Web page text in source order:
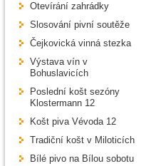
Otevírání zahrádky
Slosování pivní soutěže
Čejkovická vinná stezka
Výstava vín v
Bohuslavicích
Poslední košt sezóny
Klostermann 12
Košt piva Vévoda 12
Tradiční košt v Miloticích
Bílé pivo na Bílou sobotu